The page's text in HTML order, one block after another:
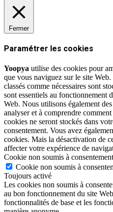
Fermer
Paramétrer les cookies
Yoopya utilise des cookies pour
que vous naviguez sur le site
classés comme nécessaires sont
sont essentiels au fonctionnement
Web. Nous utilisons également
analyser et à comprendre
cookies ne seront stockés dans
consentement. Vous avez
cookies. Mais la désactivation de
affecter votre expérience de
Cookie non soumis à consentement
Cookie non soumis à
Toujours activé
Les cookies non soumis à
au bon fonctionnement du site
fonctionnalités de base et les